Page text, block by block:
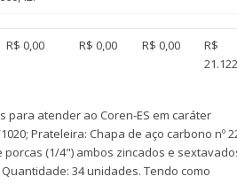
R$ 0,00 R$ 0,00 R$ 0,00
R$
para atender ao Coren-ES em caráter
Prateleira: Chapa de aço carbono nº
(1/4") ambos zincados e
34 unidades. Tendo como